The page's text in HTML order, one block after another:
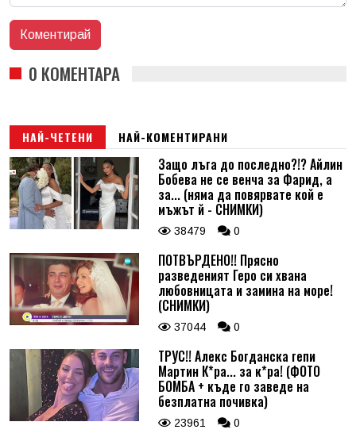
0 КОМЕНТАРА
НАЙ-ЧЕТЕНИ НАЙ-КОМЕНТИРАНИ
Защо лъга до последно?!? Айлин
Бобева не се венча за Фарид, а
за... (няма да повярвате кой е
мъжът й - СНИМКИ)
38479 0
ПОТВЪРДЕНО!! Прясно
разведеният Геро си хвана
любовницата и замина на море!
(СНИМКИ)
37044 0
ТРУС!! Алекс Богданска гепи
Мартин К*ра... за к*ра! (ФОТО
БОМБА + къде го заведе на
безплатна почивка)
23961 0